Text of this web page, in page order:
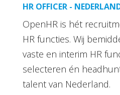
HR OFFICER -
OpenHR is hét
HR functies. Wij
vaste en interim HR
selecteren én
talent van Nederland.